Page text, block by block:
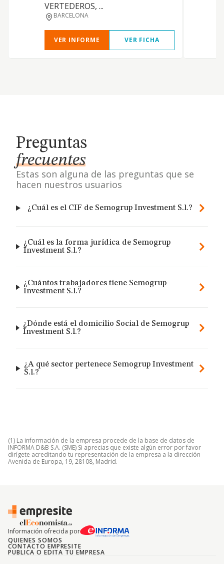
VERTEDEROS, ...
BARCELONA
VER INFORME VER FICHA
Preguntas
frecuentes
Estas son alguna de las preguntas que se
hacen nuestros usuarios
¿Cuál es el CIF de Semogrup Investment S.l.?
¿Cuál es la forma jurídica de Semogrup
Investment S.l.?
¿Cuántos trabajadores tiene Semogrup
Investment S.l.?
¿Dónde está el domicilio Social de Semogrup
Investment S.l.?
¿A qué sector pertenece Semogrup Investment
S.l.?
(1) La información de la empresa procede de la base de datos de
INFORMA D&B S.A. (SME) Si aprecias que existe algún error por favor
dirígete acreditando tu representación de la empresa a la dirección
Avenida de Europa, 19, 28108, Madrid.
Información ofrecida por
QUIENES SOMOS
CONTACTO EMPRESITE
PUBLICA O EDITA TU EMPRESA